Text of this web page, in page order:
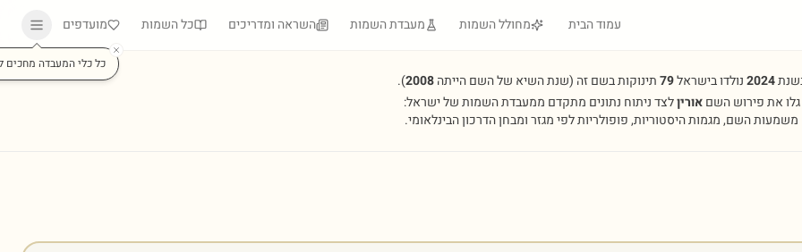
עמוד הבית מחולל השמות מעבדת השמות השראה ומדריכים כל השמות מועדפים
כל כלי המעבדה מחכים
2024נולדו בישראל79תינוקות בשם זה (שנת השיא של השם הייתה2008
).
גלו את פירוש השםאוריןלצד ניתוח נתונים מתקדם ממעבדת השמות של ישראל:
משמעות השם, מגמות היסטוריות, פופולריות לפי מגזר ומבחן הדרכון הבינלאומי.